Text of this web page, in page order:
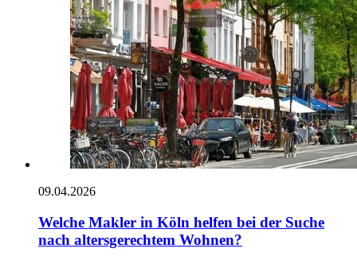
09.04.2026
Welche Makler in Köln helfen bei der Suche
nach altersgerechtem Wohnen?